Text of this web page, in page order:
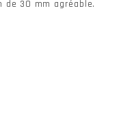
de 30 mm agréable.